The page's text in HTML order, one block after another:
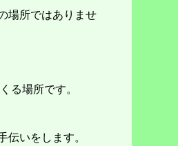
場所ではありませ
る場所です。
伝いをします。